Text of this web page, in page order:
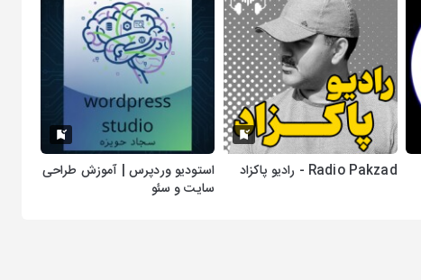
Radio Pakzad - رادیو پاکزاد
استودیو وردپرس | آموزش طراحی
سایت و سئو